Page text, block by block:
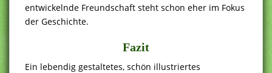
entwickelnde Freundschaft steht schon eher im Fokus
der Geschichte.
Fazit
Ein lebendig gestaltetes, schön illustriertes